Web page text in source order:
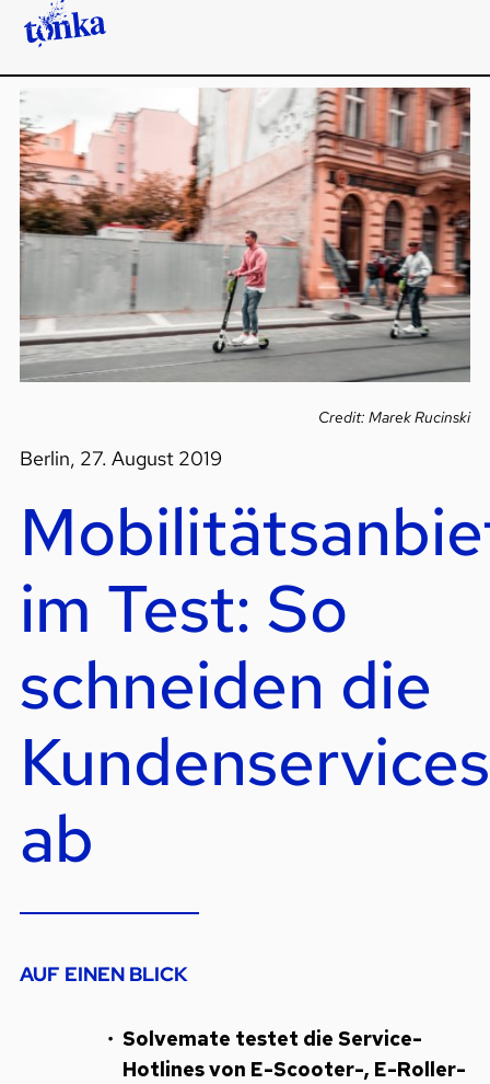
Credit: Marek Rucinski
Berlin, 27. August 2019
im Test: So
schneiden die
Kundenservices
ab
AUF EINEN BLICK
Solvemate testet die Service-
Hotlines von E-Scooter-, E-Roller-